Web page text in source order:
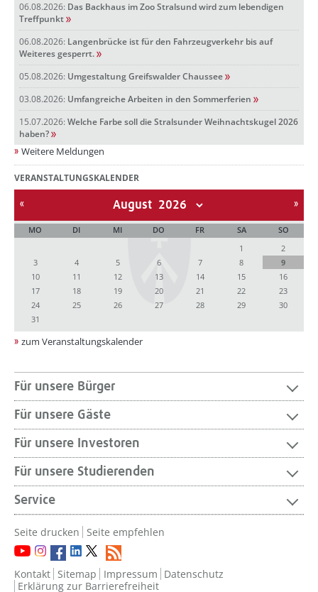
06.08.2026: Das Backhaus im Zoo Stralsund wird zum lebendigen
Treffpunkt
06.08.2026: Langenbrücke ist für den Fahrzeugverkehr bis auf
Weiteres gesperrt.
05.08.2026: Umgestaltung Greifswalder Chaussee
03.08.2026: Umfangreiche Arbeiten in den Sommerferien
15.07.2026: Welche Farbe soll die Stralsunder Weihnachtskugel 2026
haben?
Weitere Meldungen
VERANSTALTUNGSKALENDER
August
MO DI MI DO FR SA
SO
1
2
3
4 5 6 7 8
9
10
11 12 13 14 15
16
17
18 19 20 21 22
23
24
25 26 27 28 29
30
31
zum Veranstaltungskalender
Für unsere Bürger
Für unsere Gäste
Für unsere Investoren
Für unsere Studierenden
Service
Seite drucken Seite empfehlen
Kontakt Sitemap Impressum Datenschutz
Erklärung zur Barrierefreiheit